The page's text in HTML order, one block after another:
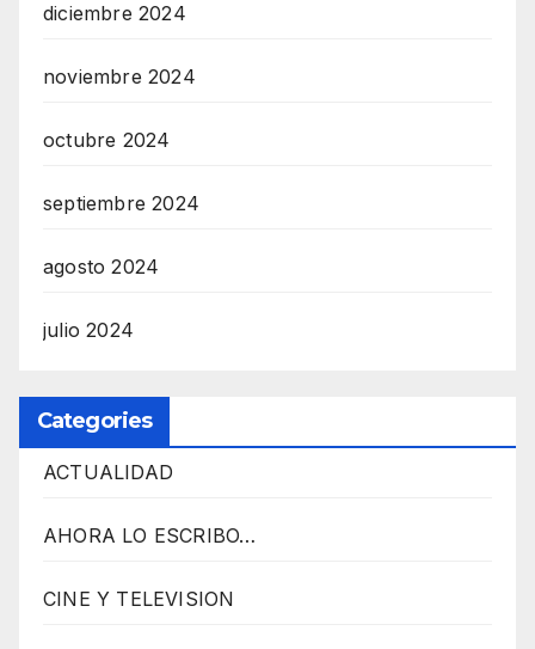
diciembre 2024
noviembre 2024
octubre 2024
septiembre 2024
agosto 2024
julio 2024
Categories
ACTUALIDAD
AHORA LO ESCRIBO…
CINE Y TELEVISION